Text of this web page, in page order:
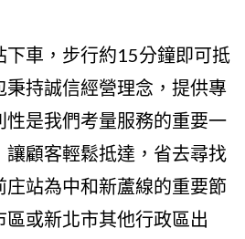
下車，步行約15分鐘即可抵
持誠信經營理念，提供專
是我們考量服務的重要一
顧客輕鬆抵達，省去尋找
站為中和新蘆線的重要節
或新北市其他行政區出